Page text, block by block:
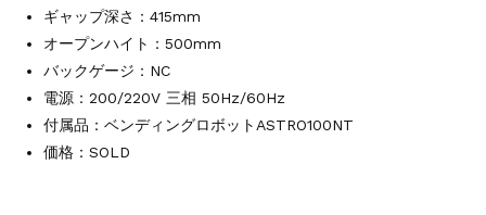
ギャップ深さ：415mm
オープンハイト：500mm
バックゲージ：NC
電源：200/220V 三相 50Hz/60Hz
付属品：ベンディングロボットASTRO100NT
価格：SOLD